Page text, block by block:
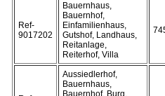
Ref-
9017202
Bauernhaus,
Bauernhof,
Einfamilienhaus,
Gutshof, Landhaus,
Reitanlage,
Reiterhof, Villa
Aussiedlerhof,
Bauernhaus,
Bauernhof, Burg,